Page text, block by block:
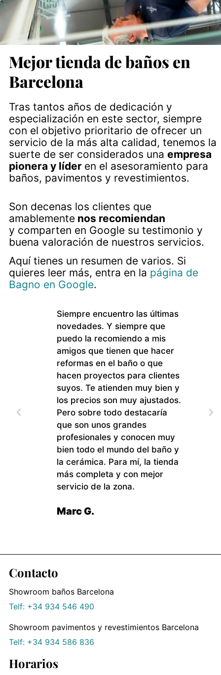
Mejor tienda de baños en
Barcelona
Tras tantos años de dedicación y
especialización en este sector, siempre
con el objetivo prioritario de ofrecer un
servicio de la más alta calidad, tenemos la
suerte de ser considerados una empresa
pionera y líder en el asesoramiento para
baños, pavimentos y revestimientos.
Son decenas los clientes que
amablementenos recomiendan
y comparten en Google su testimonio y
buena valoración de nuestros servicios.
Aquí tienes un resumen de varios. Si
quieres leer más, entra en la página de
Bagno en Google.
Siempre encuentro las últimas
novedades. Y siempre que
puedo la recomiendo a mis
amigos que tienen que hacer
reformas en el baño o que
hacen proyectos para clientes
suyos. Te atienden muy bien y
los precios son muy ajustados.
Pero sobre todo destacaría
que son unos grandes
profesionales y conocen muy
bien todo el mundo del baño y
la cerámica. Para mí, la tienda
más completa y con mejor
servicio de la zona.
Marc G.
Contacto
Showroom baños Barcelona
Telf: +34 934 546 490
Showroom pavimentos y revestimientos Barcelona
Telf: +34 934 586 836
Horarios